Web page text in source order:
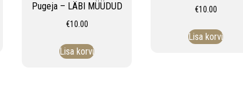
Pugeja – LÄBI MÜÜDUD
€10.00
Lisa korvi
€10.00
Lisa korvi